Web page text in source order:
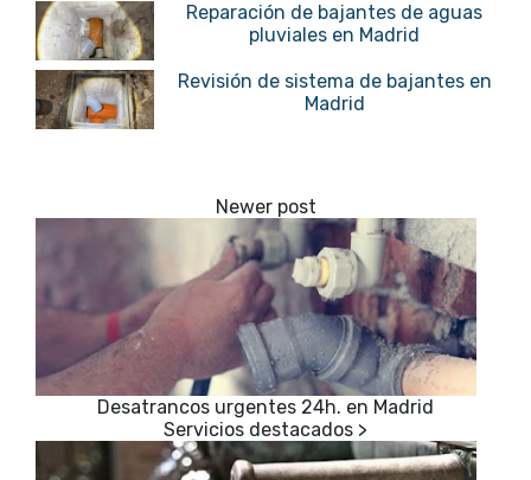
Reparación de bajantes de aguas
pluviales en Madrid
Revisión de sistema de bajantes en
Madrid
Desatrancos urgentes 24h. en Madrid